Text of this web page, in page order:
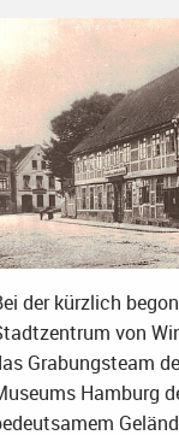
der kürzlich
von
Grabungsteam
Hamburg